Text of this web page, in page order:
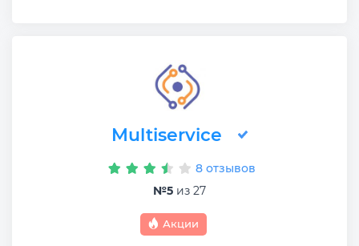
Multiservice
8 отзывов
№5 из 27
Акции